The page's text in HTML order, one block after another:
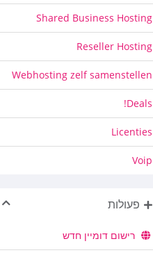
Shared Business Hosting
Reseller Hosting
Webhosting zelf samenstellen
Deals!
Licenties
Voip
פעולות
רישום דומיין חדש